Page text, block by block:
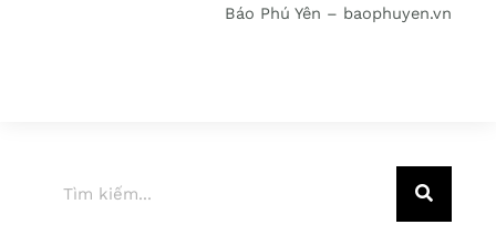
Báo Phú Yên – baophuyen.vn